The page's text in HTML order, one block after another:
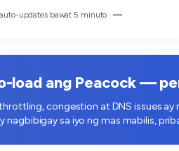
updates bawat 5 minuto ·—
load ang Peacock —
throttling, congestion at DNS issues
nagbibigay sa iyo ng mas mabilis,